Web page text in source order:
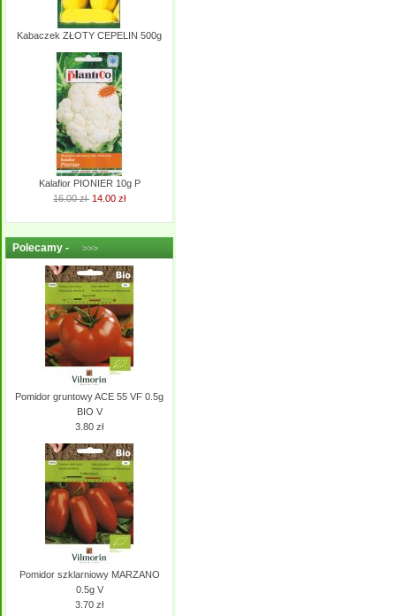
Kabaczek ZŁOTY CEPELIN 500g
Kalafior PIONIER 10g P
16.00 zł 14.00 zł
Polecamy - >>>
Pomidor gruntowy ACE 55 VF 0.5g
BIO V
3.80 zł
Pomidor szklarniowy MARZANO
0.5g V
3.70 zł